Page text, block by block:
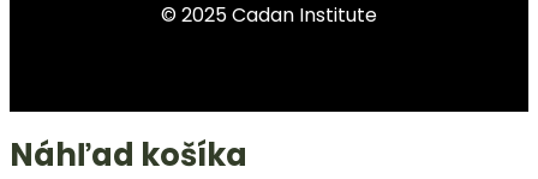
© 2025 Cadan Institute
Náhľad košíka